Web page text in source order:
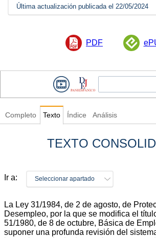
Última actualización publicada el 22/05/2024
PDF
Completo Texto Índice Análisis
TEXTO
Ir a: Seleccionar apartado
La Ley 31/1984, de 2 de agosto, de
Desempleo, por la que se modifica el
51/1980, de 8 de octubre, Básica de
suponer una profunda revisión del